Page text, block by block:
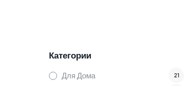
Категории
Для Дома 21